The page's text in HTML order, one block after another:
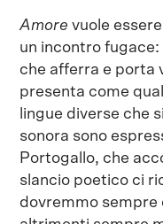
Amore vuole
un incontro fugace:
che afferra e porta
presenta come
lingue diverse che
sonora sono
Portogallo, che
slancio poetico ci
dovremmo sempre